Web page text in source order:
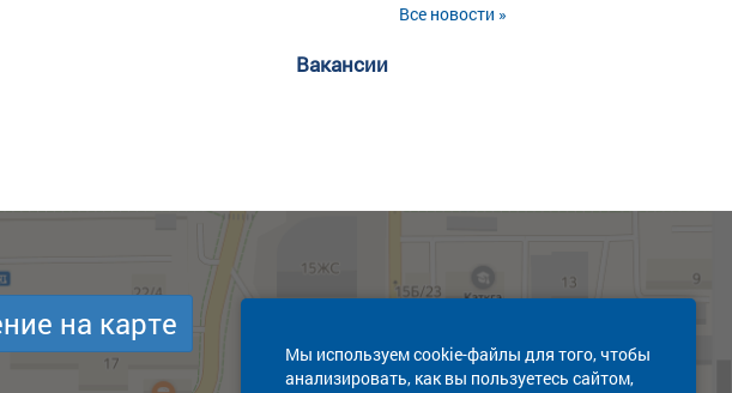
Все новости »
Вакансии
Мы используем cookie-файлы для того, чтобы
анализировать, как вы пользуетесь сайтом,
на карте